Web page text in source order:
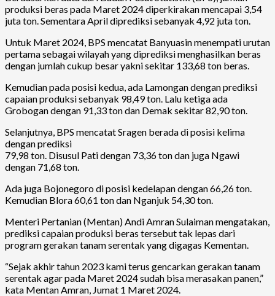
produksi beras pada Maret 2024 diperkirakan mencapai 3,54
juta ton. Sementara April diprediksi sebanyak 4,92 juta ton.
Untuk Maret 2024, BPS mencatat Banyuasin menempati urutan
pertama sebagai wilayah yang diprediksi menghasilkan beras
dengan jumlah cukup besar yakni sekitar 133,68 ton beras.
Kemudian pada posisi kedua, ada Lamongan dengan prediksi
capaian produksi sebanyak 98,49 ton. Lalu ketiga ada
Grobogan dengan 91,33 ton dan Demak sekitar 82,90 ton.
Selanjutnya, BPS mencatat Sragen berada di posisi kelima
dengan prediksi
79,98 ton. Disusul Pati dengan 73,36 ton dan juga Ngawi
dengan 71,68 ton.
Ada juga Bojonegoro di posisi kedelapan dengan 66,26 ton.
Kemudian Blora 60,61 ton dan Nganjuk 54,30 ton.
Menteri Pertanian (Mentan) Andi Amran Sulaiman mengatakan,
prediksi capaian produksi beras tersebut tak lepas dari
program gerakan tanam serentak yang digagas Kementan.
“Sejak akhir tahun 2023 kami terus gencarkan gerakan tanam
serentak agar pada Maret 2024 sudah bisa merasakan panen,”
kata Mentan Amran, Jumat 1 Maret 2024.